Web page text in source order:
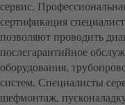
сервис.
сертификация
позволяют проводить
послегарантийное
оборудования,
систем. Специалисты
шефмонтаж,